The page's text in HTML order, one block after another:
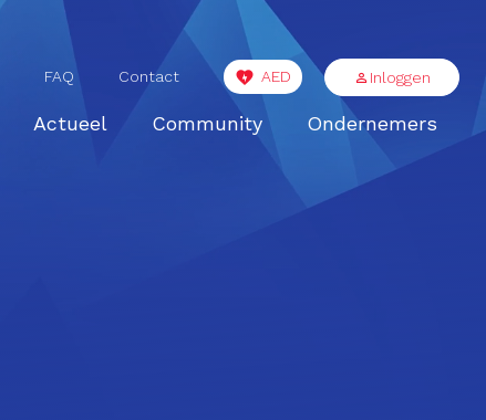
FAQ Contact AED Inloggen
Actueel Community Ondernemers